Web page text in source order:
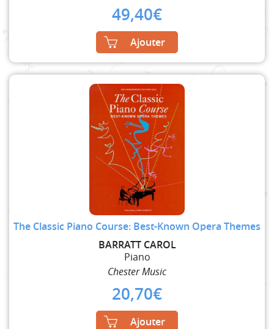
49,40€
Ajouter
The Classic Piano Course: Best-Known Opera Themes
BARRATT CAROL
Piano
Chester Music
20,70€
Ajouter